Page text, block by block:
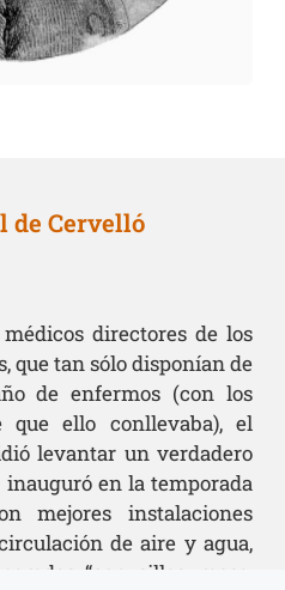
de Cervelló
directores de los
que tan sólo disponían de
de enfermos (con los
que ello conllevaba), el
levantar un verdadero
en la temporada
mejores instalaciones
de aire y agua,
“con sillas, mesa,